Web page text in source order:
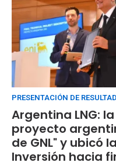
PRESENTACIÓN DE
Argentina LNG:
proyecto
de GNL" y ubicó
Inversión hacia